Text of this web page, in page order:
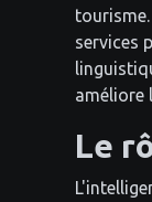
services
améliore
Le